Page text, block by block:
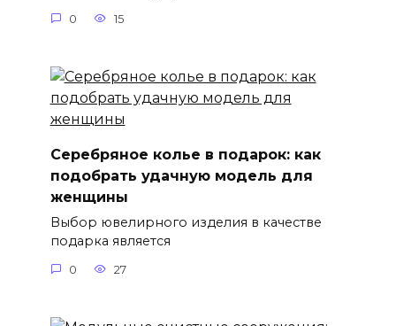
0 15
Серебряное колье в подарок: как
подобрать удачную модель для
женщины
Выбор ювелирного изделия в качестве
подарка является
0 27